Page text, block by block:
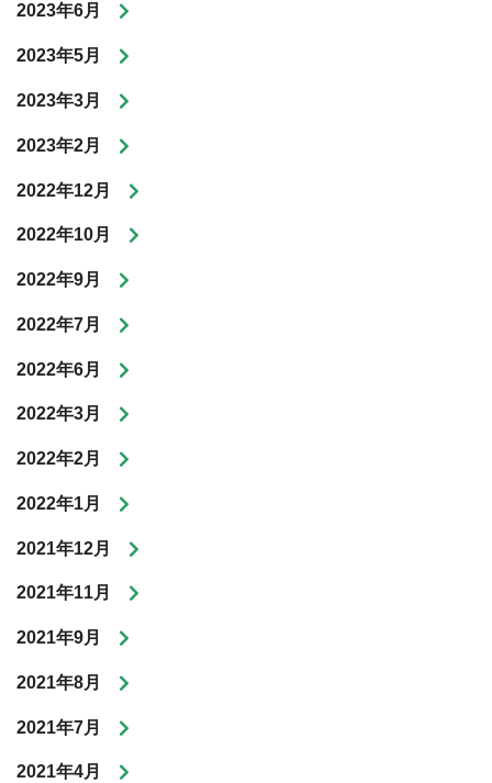
2023年6月
2023年5月
2023年3月
2023年2月
2022年12月
2022年10月
2022年9月
2022年7月
2022年6月
2022年3月
2022年2月
2022年1月
2021年12月
2021年11月
2021年9月
2021年8月
2021年7月
2021年4月